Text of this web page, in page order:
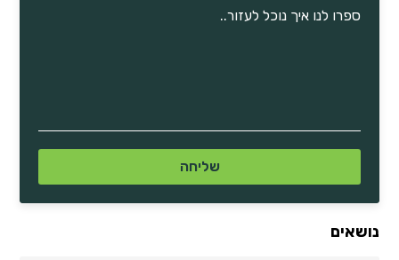
נושאים